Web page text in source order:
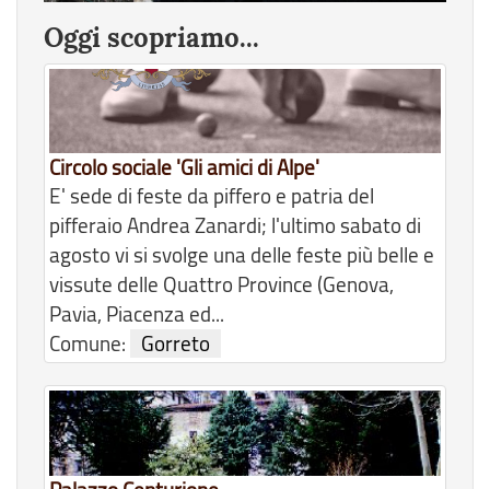
Oggi scopriamo...
Circolo sociale 'Gli amici di Alpe'
E' sede di feste da piffero e patria del
pifferaio Andrea Zanardi; l'ultimo sabato di
agosto vi si svolge una delle feste più belle e
vissute delle Quattro Province (Genova,
Pavia, Piacenza ed...
Comune:
Gorreto